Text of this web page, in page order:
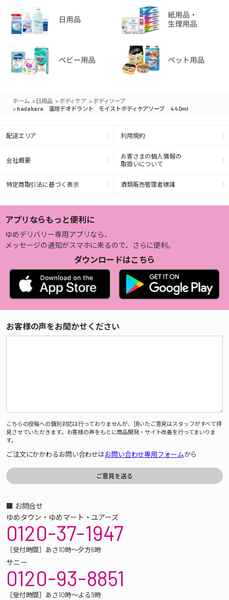
ホーム > 日用品 > ボディケア > ボディソープ
> hadakara 薬用デオドラント モイストボディケアソープ 440ml
配送エリア 利用規約
会社概要
お客さまの個人情報の
取扱いについて
特定商取引法に基づく表示 酒類販売管理者標識
アプリならもっと便利に
ゆめデリバリー専用アプリなら、
メッセージの通知がスマホに来るので、さらに便利。
ダウンロードはこちら
お客様の声をお聞かせください
こちらの投稿への個別対応は行っておりませんが、頂いたご意見はスタッフがすべて拝
見させていただきます。お客様の声をもとに商品開発・サイト改善を行ってまいりま
す。
ご注文にかかわるお問い合わせはお問い合わせ専用フォームから
■ お問合せ
ゆめタウン・ゆめマート・ユアーズ
0120-37-1947
［受付時間］あさ10時～夕方6時
サニー
0120-93-8851
［受付時間］あさ10時～よる9時